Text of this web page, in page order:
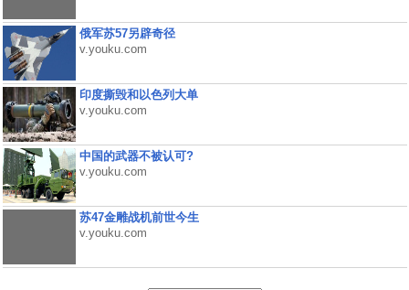
俄军苏57另辟奇径
v.youku.com
印度撕毁和以色列大单
v.youku.com
中国的武器不被认可?
v.youku.com
苏47金雕战机前世今生
v.youku.com